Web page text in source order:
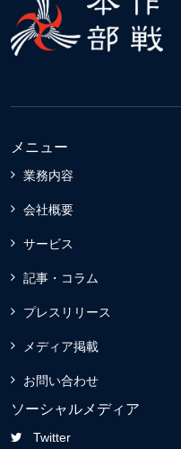
メニュー
業務内容
会社概要
サービス
記事・コラム
プレスリリース
メディア掲載
お問い合わせ
ソーシャルメディア
Twitter